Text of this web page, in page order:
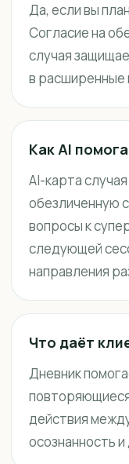
Да, если вы
Согласие на
случая
в расширенные
Как AI
AI-карта
обезличенную
вопросы к
следующей
направления
Что даёт
Дневник
действия
осознанность